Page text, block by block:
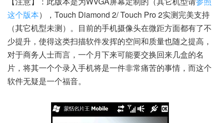
这个版本），Touch Diamond 2/ Touch Pro 2实测完美支持
（其它机型未测）。目前的手机摄像头在微距方面都有了不
少提升，使得这类扫描软件发挥的空间和质量也随之提高，
对于商务人士而言，一个月下来可能要交换回来几盒的名
片，将其一个个录入手机将是一件非常痛苦的事情，而这个
软件无疑是一个福音。